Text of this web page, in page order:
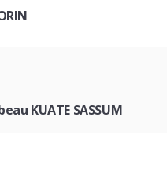
KUATE SASSUM